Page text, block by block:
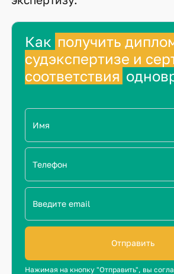
Как получить
судэкспертизе и
соответствия
Отправить
Нажимая на кнопку "Отправить", вы